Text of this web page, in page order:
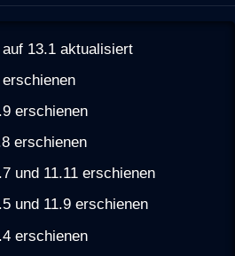
13.1 aktualisiert
erschienen
erschienen
und 11.11 erschienen
und 11.9 erschienen
erschienen